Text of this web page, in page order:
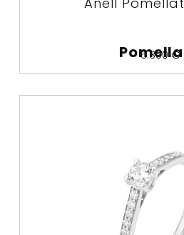
6.300€